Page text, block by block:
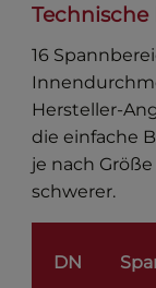
16
Hersteller-
die einfache
je nach
schwerer.
DN